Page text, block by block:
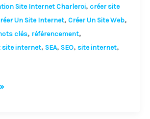
Site Internet Charleroi, créer site
Un Site Internet, Créer Un Site Web,
clés, référencement,
site internet, SEA, SEO, site internet,